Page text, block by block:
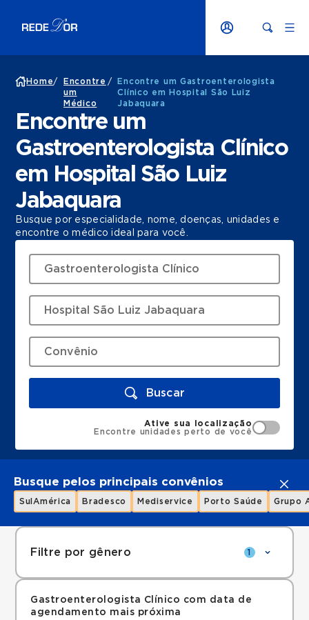
Home/
Encontre
um
Médico
/
Encontre um Gastroenterologista
Clínico em Hospital São Luiz
Jabaquara
Encontre um
Gastroenterologista Clínico
em Hospital São Luiz
Jabaquara
Busque por especialidade, nome, doenças, unidades e
encontre o médico ideal para você.
Buscar
Ative sua localização
Encontre unidades perto de você
Busque pelos principais convênios
SulAmérica Bradesco Mediservice Porto Saúde Grupo
Filtre por gênero 1
Gastroenterologista Clínico com data de
agendamento mais próxima